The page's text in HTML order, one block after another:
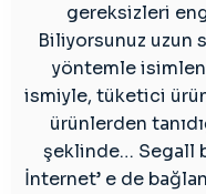
gereksizleri
Biliyorsunuz uzun
yöntemle
ismiyle, tüketici
ürünlerden
şeklinde… Segall
İnternet’ e de